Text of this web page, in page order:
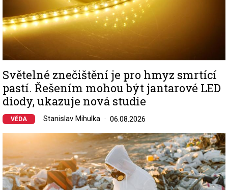
Světelné znečištění je pro hmyz smrtící
pastí. Řešením mohou být jantarové LED
diody, ukazuje nová studie
VĚDA Stanislav Mihulka 06.08.2026
Image